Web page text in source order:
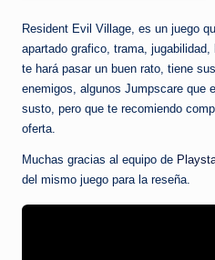
Resident Evil Village, es un juego
apartado grafico, trama,
te hará pasar un buen rato, tiene
enemigos, algunos Jumpscare que
susto, pero que te recomiendo
oferta.
Muchas gracias al equipo de
del mismo juego para la reseña.